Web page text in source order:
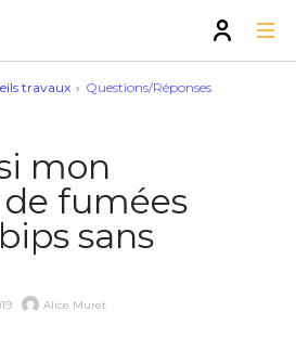
travaux Questions/Réponses
mon
fumées
sans
Alice Muret